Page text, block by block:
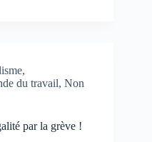
,
du travail, Non
par la grève !